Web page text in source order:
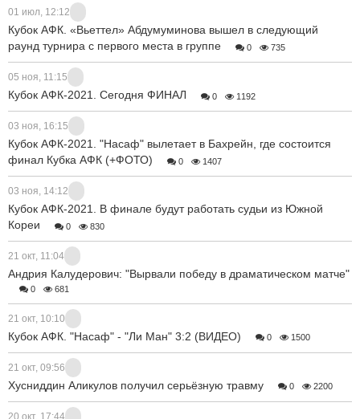
01 июл, 12:12
Кубок АФК. «Вьеттел» Абдумуминова вышел в следующий
раунд турнира с первого места в группе
0 735
05 ноя, 11:15
Кубок АФК-2021. Сегодня ФИНАЛ 0 1192
03 ноя, 16:15
Кубок АФК-2021. "Насаф" вылетает в Бахрейн, где состоится
финал Кубка АФК (+ФОТО)
0 1407
03 ноя, 14:12
Кубок АФК-2021. В финале будут работать судьи из Южной
Кореи
0 830
21 окт, 11:04
Андрия Калудерович: "Вырвали победу в драматическом матче"
0 681
21 окт, 10:10
Кубок АФК. "Насаф" - "Ли Ман" 3:2 (ВИДЕО) 0 1500
21 окт, 09:56
Хусниддин Аликулов получил серьёзную травму 0 2200
20 окт, 17:44